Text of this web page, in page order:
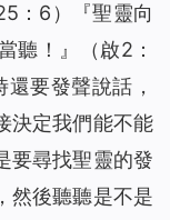
：6）『聖靈向
聽！』
（啟2：
要發聲說話，
決定我們能不能
要尋找聖靈的發
然後聽聽是不是